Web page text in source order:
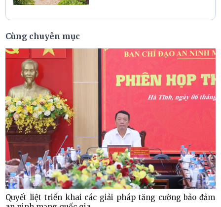
Cùng chuyên mục
Quyết liệt triển khai các giải pháp tăng cường bảo đảm